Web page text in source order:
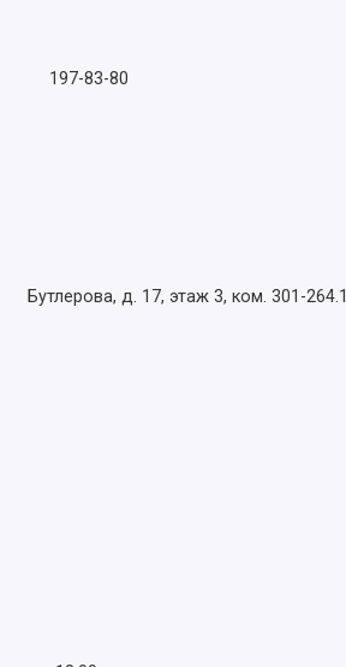
197-83-80
Бутлерова, д. 17, этаж 3, ком. 301-264.1